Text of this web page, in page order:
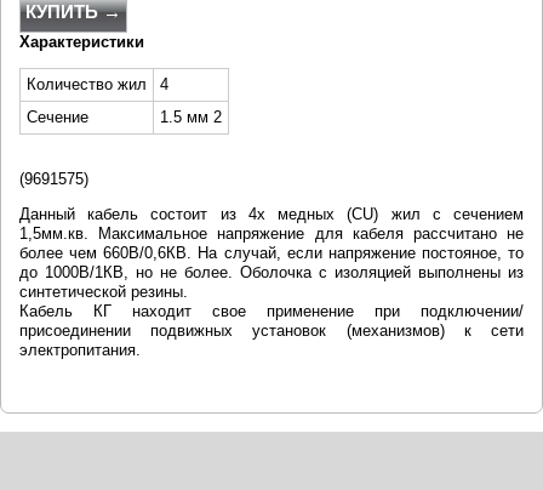
КУПИТЬ →
Характеристики
Количество жил
4
Сечение
1.5 мм 2
(9691575)
Данный кабель состоит из 4х медных (CU) жил с сечением
1,5мм.кв. Максимальное напряжение для кабеля рассчитано не
более чем 660В/0,6КВ. На случай, если напряжение постояное, то
до 1000В/1КВ, но не более. Оболочка с изоляцией выполнены из
синтетической резины.
Кабель КГ находит свое применение при подключении/
присоединении подвижных установок (механизмов) к сети
электропитания.